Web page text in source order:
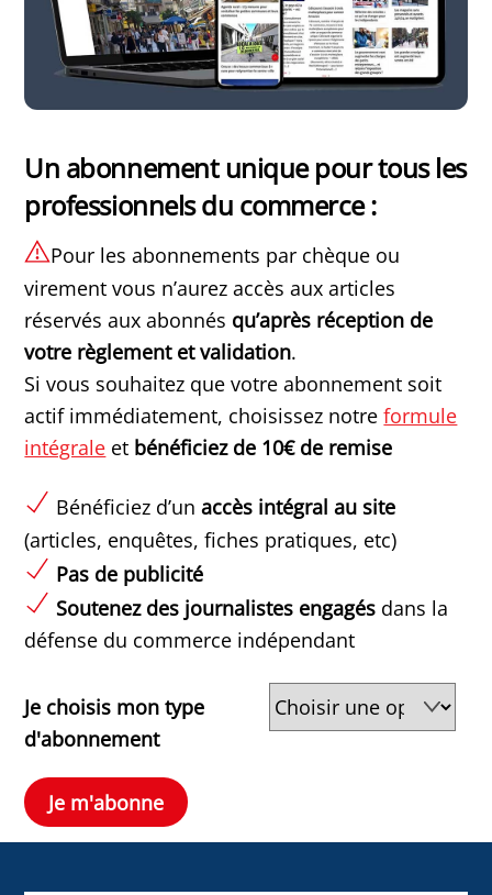
Un abonnement unique pour tous les
professionnels du commerce :
Pour les abonnements par chèque ou
virement vous n’aurez accès aux articles
réservés aux abonnés qu’après réception de
votre règlement et validation.
Si vous souhaitez que votre abonnement soit
actif immédiatement, choisissez notreformule
intégrale et bénéficiez de 10€ de remise
Bénéficiez d’un accès intégral au site
(articles, enquêtes, fiches pratiques, etc)
Pas de publicité
Soutenez des journalistes engagésdans la
défense du commerce indépendant
Je choisis mon type
d'abonnement
Je m'abonne